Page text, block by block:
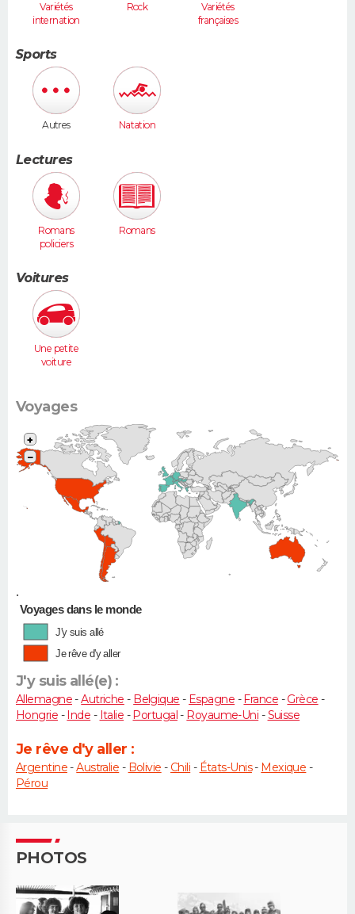
Variétés
internation
Rock
Variétés
françaises
Sports
Autres Natation
Lectures
Romans
policiers
Romans
Voitures
Une petite
voiture
Voyages
•
+
−
Voyages dans le monde
J'y suis allé
Je rêve d'y aller
J'y suis allé(e) :
Allemagne-Autriche - Belgique - Espagne -France -Grèce -
Hongrie -Inde - Italie -Portugal- Royaume-Uni -Suisse
Je rêve d'y aller :
Argentine-Australie - Bolivie - Chili - États-Unis- Mexique -
Pérou
PHOTOS